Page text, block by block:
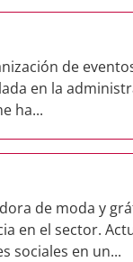
de
en la
ha...
de moda y
en el sector.
sociales en un...